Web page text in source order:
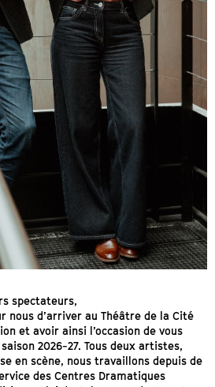
spectateurs,
nous d’arriver au Théâtre de la Cité
et avoir ainsi l’occasion de vous
2026-27. Tous deux artistes,
en scène, nous travaillons depuis de
des Centres Dramatiques